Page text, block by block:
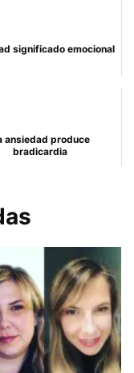
significado emocional
ansiedad produce
bradicardia